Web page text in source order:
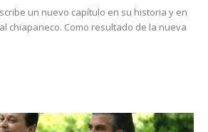
un nuevo capítulo en su historia y en
resultado de la nueva